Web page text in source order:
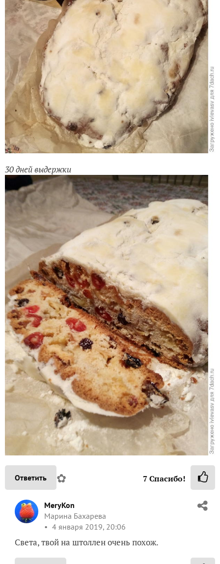
30 дней выдержки
Ответить ✿ 7Спасибо!
MeryKon
Марина Бахарева
4 января 2019, 20:06
Света, твой на штоллен очень похож.
Ответить ✿
morskaya